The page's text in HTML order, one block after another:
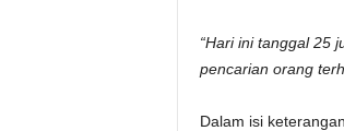
“Hari ini tanggal 25
pencarian orang
Dalam isi